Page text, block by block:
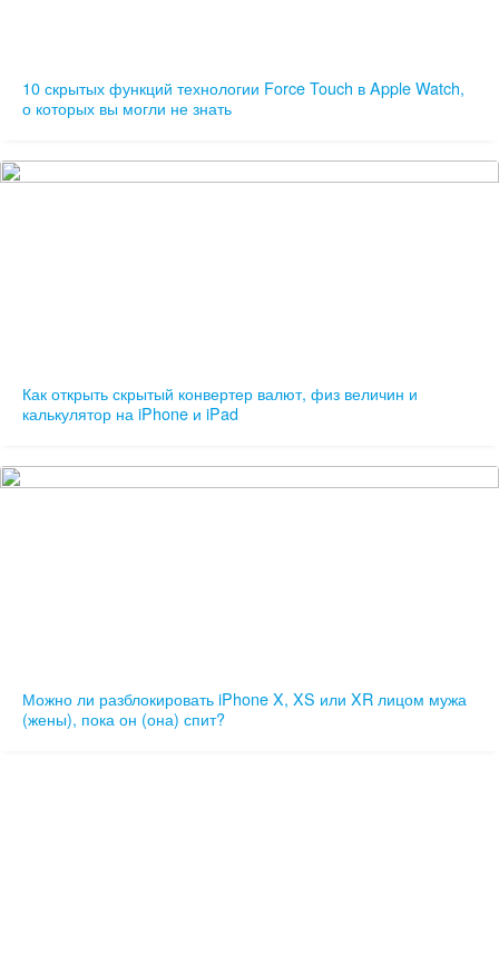
10 скрытых функций технологии Force Touch в Apple Watch,
о которых вы могли не знать
Как открыть скрытый конвертер валют, физ величин и
калькулятор на iPhone и iPad
Можно ли разблокировать iPhone X, XS или XR лицом мужа
(жены), пока он (она) спит?